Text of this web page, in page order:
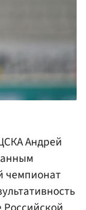
Андрей
чемпионат